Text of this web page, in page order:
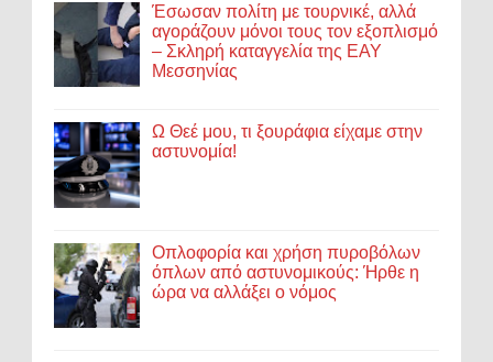
Έσωσαν πολίτη με τουρνικέ, αλλά
αγοράζουν μόνοι τους τον εξοπλισμό
– Σκληρή καταγγελία της ΕΑΥ
Μεσσηνίας
Ω Θεέ μου, τι ξουράφια είχαμε στην
αστυνομία!
Οπλοφορία και χρήση πυροβόλων
όπλων από αστυνομικούς: Ήρθε η
ώρα να αλλάξει ο νόμος